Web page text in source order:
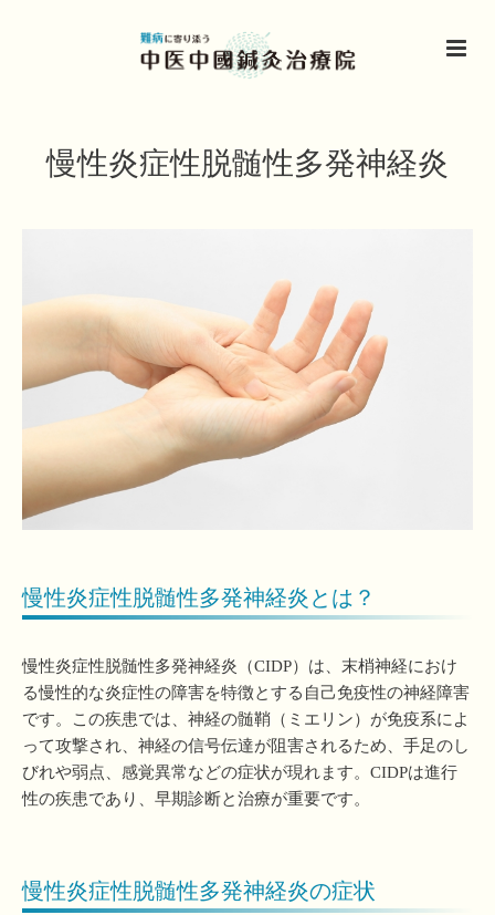
慢性炎症性脱髄性多発神経炎
慢性炎症性脱髄性多発神経炎とは？
慢性炎症性脱髄性多発神経炎（CIDP）は、末梢神経におけ
る慢性的な炎症性の障害を特徴とする自己免疫性の神経障害
です。この疾患では、神経の髄鞘（ミエリン）が免疫系によ
って攻撃され、神経の信号伝達が阻害されるため、手足のし
びれや弱点、感覚異常などの症状が現れます。CIDPは進行
性の疾患であり、早期診断と治療が重要です。
慢性炎症性脱髄性多発神経炎の症状